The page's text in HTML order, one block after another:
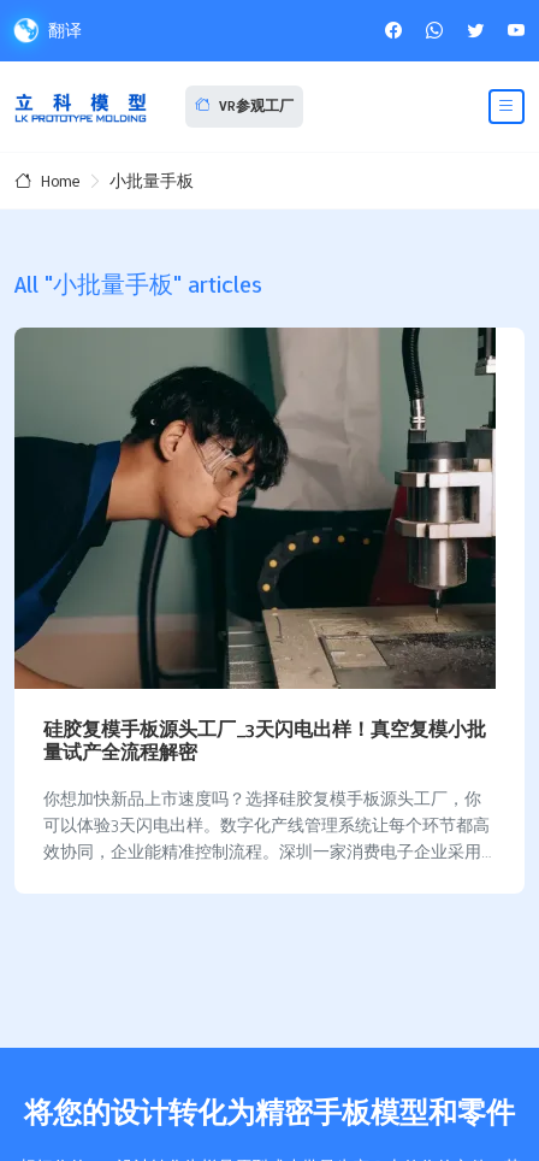
翻译
VR参观工厂
Home 小批量手板
All "小批量手板" articles
硅胶复模手板源头工厂_3天闪电出样！真空复模小批
量试产全流程解密
你想加快新品上市速度吗？选择硅胶复模手板源头工厂，你
可以体验3天闪电出样。数字化产线管理系统让每个环节都高
效协同，企业能精准控制流程。深圳一家消费电子企业采用
将您的设计转化为精密手板模型和零件